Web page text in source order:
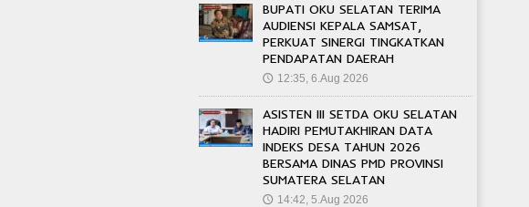
BUPATI OKU SELATAN TERIMA
AUDIENSI KEPALA SAMSAT,
PERKUAT SINERGI TINGKATKAN
PENDAPATAN DAERAH
🕔 12:35, 6.Aug 2026
ASISTEN III SETDA OKU SELATAN
HADIRI PEMUTAKHIRAN DATA
INDEKS DESA TAHUN 2026
BERSAMA DINAS PMD PROVINSI
SUMATERA SELATAN
🕔 14:42, 5.Aug 2026